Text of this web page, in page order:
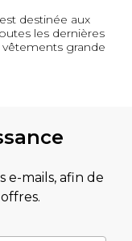
destinée aux
les dernières
grande
e-mails, afin de